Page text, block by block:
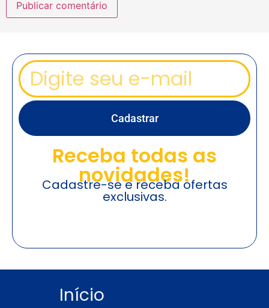
Cadastrar
Receba todas as
novidades!
Cadastre-se e receba ofertas
exclusivas.
Início